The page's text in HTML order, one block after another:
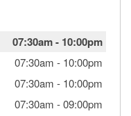
07:30am- 10:00pm
07:30am - 10:00pm
07:30am - 10:00pm
07:30am -09:00pm